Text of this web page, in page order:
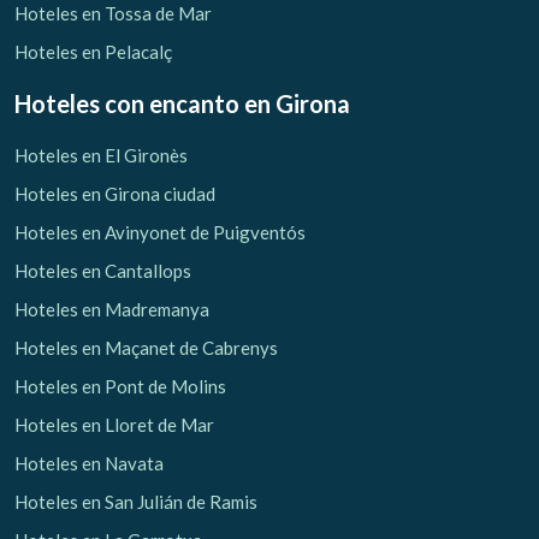
Hoteles en Tossa de Mar
Hoteles en Pelacalç
Hoteles con encanto en Girona
Hoteles en El Gironès
Hoteles en Girona ciudad
Hoteles en Avinyonet de Puigventós
Hoteles en Cantallops
Hoteles en Madremanya
Hoteles en Maçanet de Cabrenys
Hoteles en Pont de Molins
Hoteles en Lloret de Mar
Hoteles en Navata
Hoteles en San Julián de Ramis